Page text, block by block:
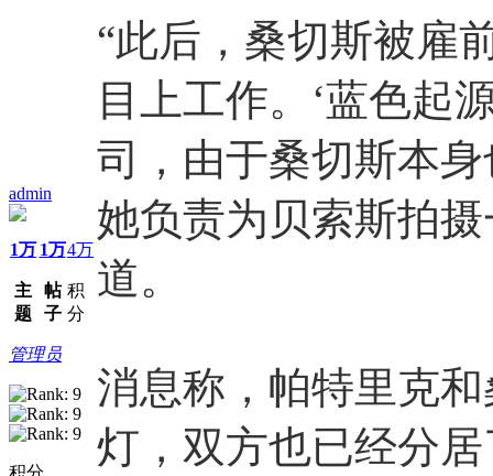
admin
1万
主
题
1万
帖
子
4万
积
分
管理员
积分
“此后，桑切斯被雇
目上工作。‘蓝色起
司，由于桑切斯本
她负责为贝索斯拍摄
道。
消息称，帕特里克
灯，双方也已经分